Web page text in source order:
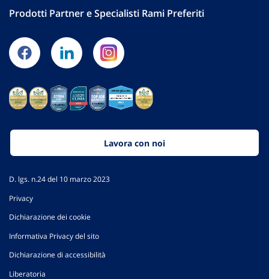
Prodotti Partner e Specialisti Rami Preferiti
Lavora con noi
D. lgs. n.24 del 10 marzo 2023
Privacy
Dichiarazione dei cookie
Informativa Privacy del sito
Dichiarazione di accessibilità
Liberatoria